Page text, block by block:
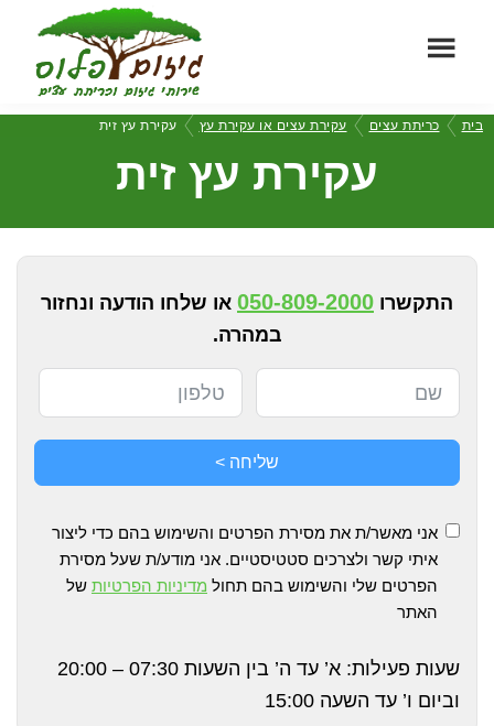
content
גיזום
פלוס
שירותי
וכריתת
בית כריתת עצים עקירת עצים או עקירת עץ עקירת עץ זית
עקירת עץ זית
התקשרו 050-809-2000 או שלחו הודעה ונחזור
במהרה.
שליחה >
אני מאשר/ת את מסירת הפרטים והשימוש בהם כדי ליצור
איתי קשר ולצרכים סטטיסטיים. אני מודע/ת שעל מסירת
הפרטים שלי והשימוש בהם תחול מדיניות הפרטיות של
האתר
שעות פעילות: א’ עד ה’ בין השעות 07:30 – 20:00
וביום ו’ עד השעה 15:00